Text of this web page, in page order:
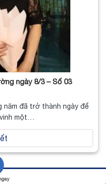
ngày 8/3 – Số 03
năm đã trở thành ngày để
một…
©